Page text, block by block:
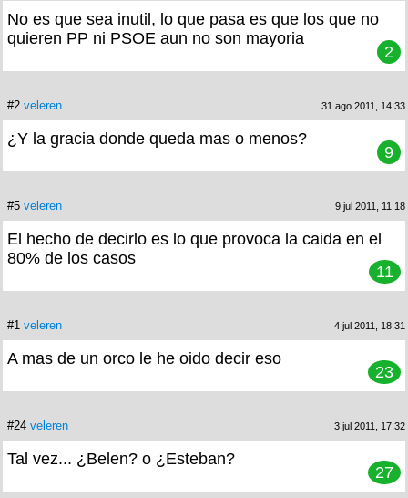
No es que sea inutil, lo que pasa es que los que no
quieren PP ni PSOE aun no son mayoria
2
#2 veleren 31 ago 2011, 14:33
¿Y la gracia donde queda mas o menos?
9
#5 veleren 9 jul 2011, 11:18
El hecho de decirlo es lo que provoca la caida en el
80% de los casos
11
#1 veleren 4 jul 2011, 18:31
A mas de un orco le he oido decir eso
23
#24 veleren 3 jul 2011, 17:32
Tal vez... ¿Belen? o ¿Esteban?
27